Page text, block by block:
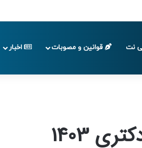
نت قوانین و مصوبات اخبار
1403